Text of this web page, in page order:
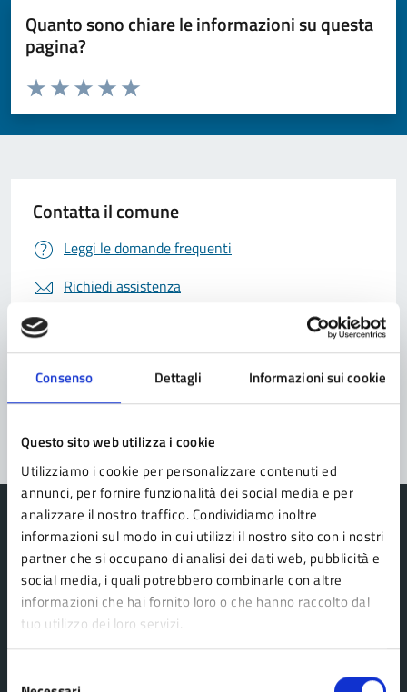
Consenso Dettagli Informazioni sui cookie
Questo sito web utilizza i cookie
Utilizziamo i cookie per personalizzare contenuti ed
annunci, per fornire funzionalità dei social media e per
analizzare il nostro traffico. Condividiamo inoltre
informazioni sul modo in cui utilizzi il nostro sito con i nostri
partner che si occupano di analisi dei dati web, pubblicità e
social media, i quali potrebbero combinarle con altre
informazioni che hai fornito loro o che hanno raccolto dal
tuo utilizzo dei loro servizi.
Quanto sono chiare le informazioni su questa
pagina?
Valuta da 1 a 5 stelle la pagina
Valuta 5 stelle su 5
Valuta 4 stelle su 5
Valuta 3 stelle su 5
Valuta 2 stelle su 5
Valuta 1 stelle su 5
Contatta il comune
Leggi le domande frequenti
Richiedi assistenza
Problemi in città
Segnala disservizio
Comune Lama Mocogno
AMMINISTRAZIONE